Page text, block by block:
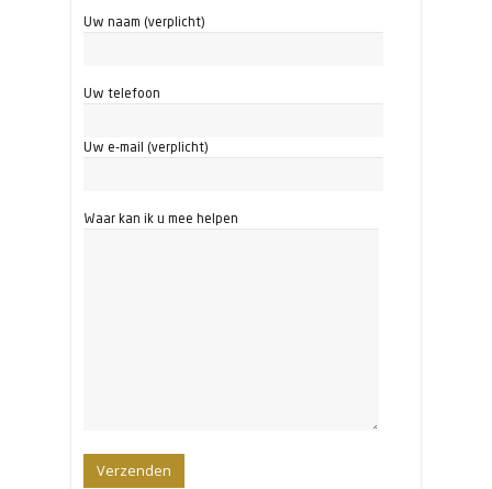
Uw naam (verplicht)
Uw telefoon
Uw e-mail (verplicht)
Waar kan ik u mee helpen